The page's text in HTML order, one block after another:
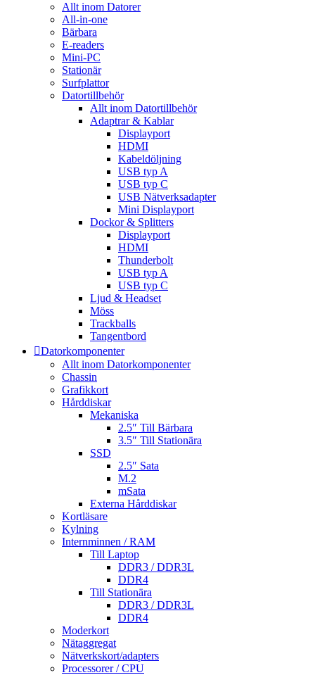
Allt inom Datorer
All-in-one
Bärbara
E-readers
Mini-PC
Stationär
Surfplattor
Datortillbehör
Allt inom Datortillbehör
Adaptrar & Kablar
Displayport
HDMI
Kabeldöljning
USB typ A
USB typ C
USB Nätverksadapter
Mini Displayport
Dockor & Splitters
Displayport
HDMI
Thunderbolt
USB typ A
USB typ C
Ljud & Headset
Möss
Trackballs
Tangentbord
Datorkomponenter
Allt inom Datorkomponenter
Chassin
Grafikkort
Hårddiskar
Mekaniska
2.5″ Till Bärbara
3.5″ Till Stationära
SSD
2.5″ Sata
M.2
mSata
Externa Hårddiskar
Kortläsare
Kylning
Internminnen / RAM
Till Laptop
DDR3 / DDR3L
DDR4
Till Stationära
DDR3 / DDR3L
DDR4
Moderkort
Nätaggregat
Nätverkskort/adapters
Processorer / CPU